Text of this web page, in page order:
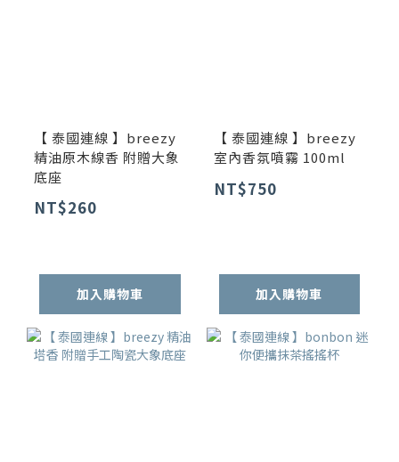
【 泰國連線 】breezy
精油原木線香 附贈大象
底座
NT$260
加入購物車
【 泰國連線 】breezy
室內香氛噴霧 100ml
NT$750
加入購物車